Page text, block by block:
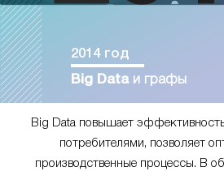
2014 год
Big Dataи графы
Big Data повышает
потребителями, позволяет
производственные процессы. В